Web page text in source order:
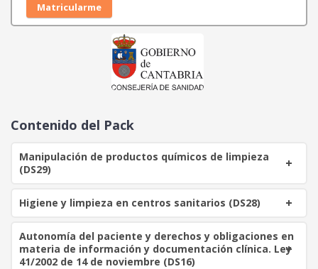
g
e
r
e
:
6
Matricularme
Contenido del Pack
Manipulación de productos químicos de limpieza
(DS29)
Higiene y limpieza en centros sanitarios (DS28)
Autonomía del paciente y derechos y obligaciones en
materia de información y documentación clínica. Ley
41/2002 de 14 de noviembre (DS16)